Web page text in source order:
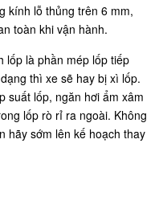
kính lỗ thủng trên 6 mm,
toàn khi vận hành.
lốp là phần mép lốp tiếp
thì xe sẽ hay bị xì lốp.
suất lốp, ngăn hơi ẩm xâm
lốp rò rỉ ra ngoài. Không
hãy sớm lên kế hoạch thay